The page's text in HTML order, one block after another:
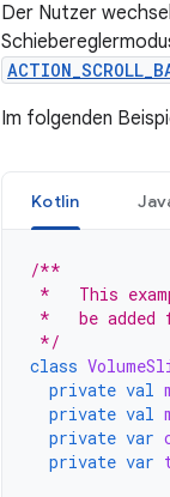
Der Nutzer
Im folgenden
Kotlin
/**
*   This
*   be added
*/
class
private val
private val
private var
private var